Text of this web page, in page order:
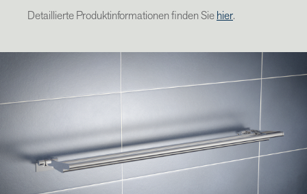
Detaillierte Produktinformationen finden Siehier.